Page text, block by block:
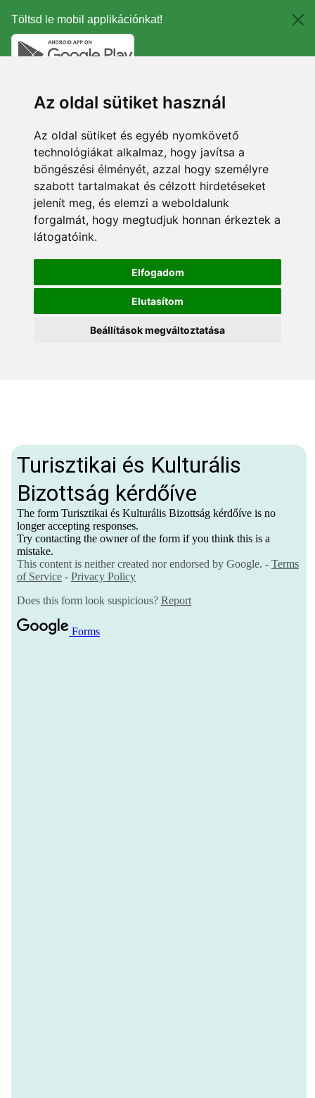
Töltsd le mobil applikációnkat!
Az oldal sütiket használ
Az oldal sütiket és egyéb nyomkövető
technológiákat alkalmaz, hogy javítsa a
böngészési élményét, azzal hogy személyre
szabott tartalmakat és célzott hirdetéseket
jelenít meg, és elemzi a weboldalunk
forgalmát, hogy megtudjuk honnan érkeztek a
látogatóink.
Elfogadom
Elutasítom
Beállítások megváltoztatása